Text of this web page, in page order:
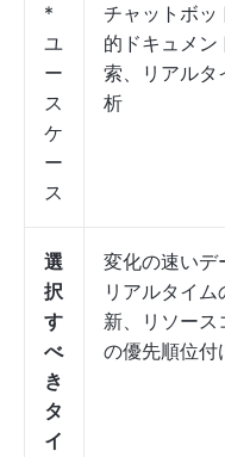
*
ユ
ー
ス
ケ
ー
ス
チャットボッ
的ドキュメン
索、リアルタ
析
選
択
す
べ
き
タ
イ
変化の速いデ
リアルタイム
新、リソース
の優先順位付